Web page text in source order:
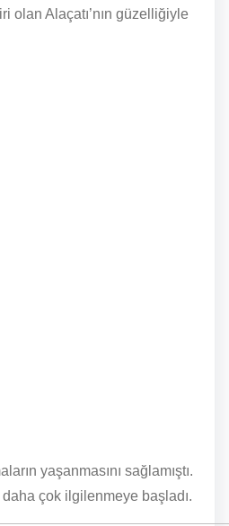
olan Alaçatı’nın güzelliğiyle
yaşanmasını sağlamıştı.
çok ilgilenmeye başladı.